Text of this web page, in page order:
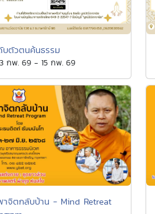
บตัวตนค้นธรรม
กพ. 69 - 15 กพ. 69
าจิตกลับบ้าน - Mind Retreat